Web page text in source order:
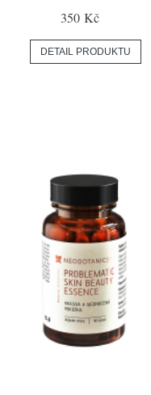
350 Kč
DETAIL PRODUKTU